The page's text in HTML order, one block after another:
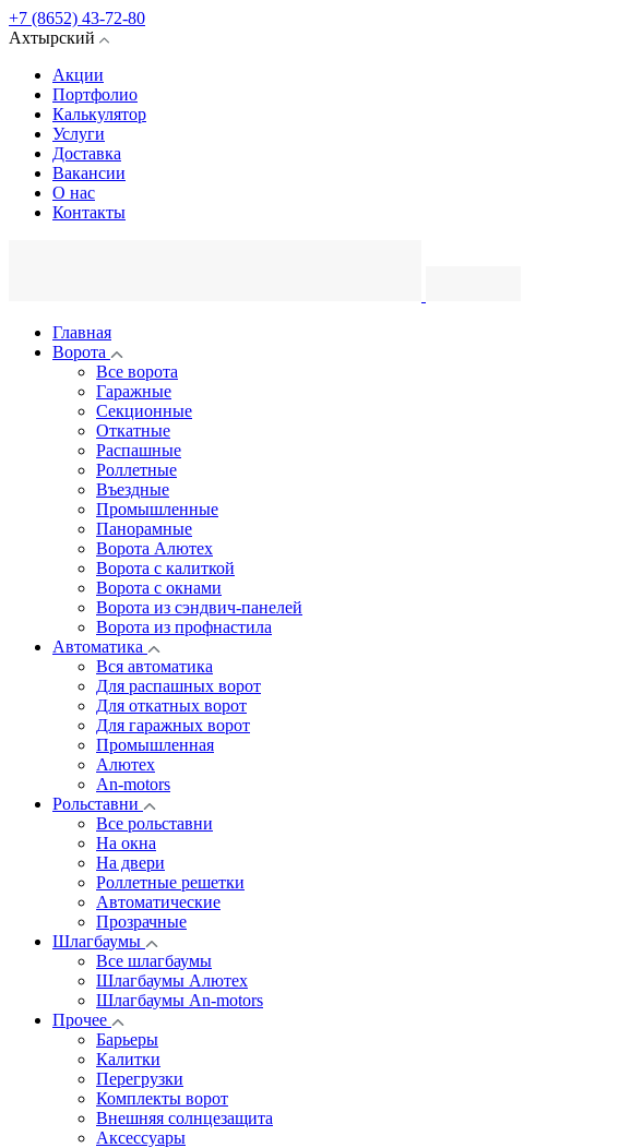
+7 (8652) 43-72-80
Ахтырский
Акции
Портфолио
Калькулятор
Услуги
Доставка
Вакансии
О нас
Контакты
Главная
Ворота
Все ворота
Гаражные
Секционные
Откатные
Распашные
Роллетные
Въездные
Промышленные
Панорамные
Ворота Алютех
Ворота с калиткой
Ворота c окнами
Ворота из сэндвич-панелей
Ворота из профнастила
Автоматика
Вся автоматика
Для распашных ворот
Для откатных ворот
Для гаражных ворот
Промышленная
Алютех
An-motors
Рольставни
Все рольставни
На окна
На двери
Роллетные решетки
Автоматические
Прозрачные
Шлагбаумы
Все шлагбаумы
Шлагбаумы Алютех
Шлагбаумы An-motors
Прочее
Барьеры
Калитки
Перегрузки
Комплекты ворот
Внешняя солнцезащита
Аксессуары